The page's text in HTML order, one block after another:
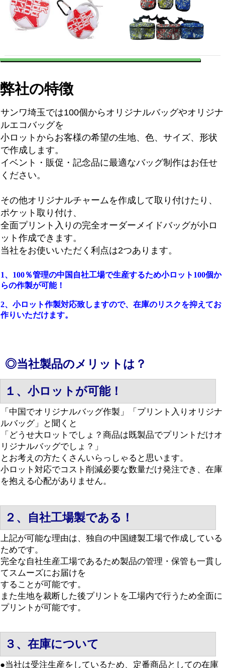
弊社の特徴
サンワ埼玉では100個からオリジナルバッグやオリジナ
ルエコバッグを
小ロットからお客様の希望の生地、色、サイズ、形状
で作成します。
イベント・販促・記念品に最適なバッグ制作はお任せ
ください。
その他オリジナルチャームを作成して取り付けたり、
ポケット取り付け、
全面プリント入りの完全オーダーメイドバッグが小ロ
ット作成できます。
当社をお使いいただく利点は2つあります。
1、100％管理の中国自社工場で生産するため小ロット100個か
らの作製が可能！
2、小ロット作製対応致しますので、在庫のリスクを抑えてお
作りいただけます。
◎当社製品のメリットは？
１、小ロットが可能！
「中国でオリジナルバッグ作製」「プリント入りオリジナ
ルバッグ」と聞くと
「どうせ大ロットでしょ？商品は既製品でプリントだけオ
リジナルバッグでしょ？」
とお考えの方たくさんいらっしゃると思います。
小ロット対応でコスト削減必要な数量だけ発注でき、在庫
を抱える心配がありません。
２、自社工場製である！
上記が可能な理由は、独自の中国縫製工場で作成している
ためです。
完全な自社生産工場であるため製品の管理・保管も一貫し
てスムーズにお届けを
することが可能です。
また生地を裁断した後プリントを工場内で行うため全面に
プリントが可能です。
３、在庫について
●当社は受注生産をしているため、定番商品としての在庫